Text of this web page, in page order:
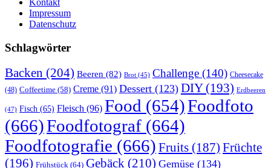
Kontakt
Impressum
Datenschutz
Schlagwörter
Backen (204) Beeren (82) Brot (45) Challenge (140) Cheesecake
(48) Coffeetime (58) Creme (91) Dessert (123) DIY(193) Erdbeeren
(47) Fisch (65) Fleisch (96) Food (654)Foodfoto
(666)Foodfotograf (664)
Foodfotografie (666) Fruits (187) Früchte
(196) Frühstück (64) Gebäck (210) Gemüse (134)